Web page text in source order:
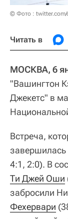
© Фото : twitter.com/
Читать в
МОСКВА, 6
"Вашингтон
Джекетс" в
Встреча,
завершилась
4:1, 2:0). В
Ти Джей Оши
забросили
Фехервари